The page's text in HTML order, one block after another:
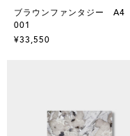
ブラウンファンタジー A4
001
¥33,550